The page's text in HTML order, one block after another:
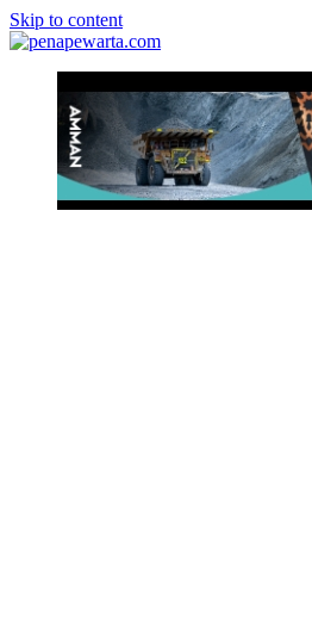
Skip to content